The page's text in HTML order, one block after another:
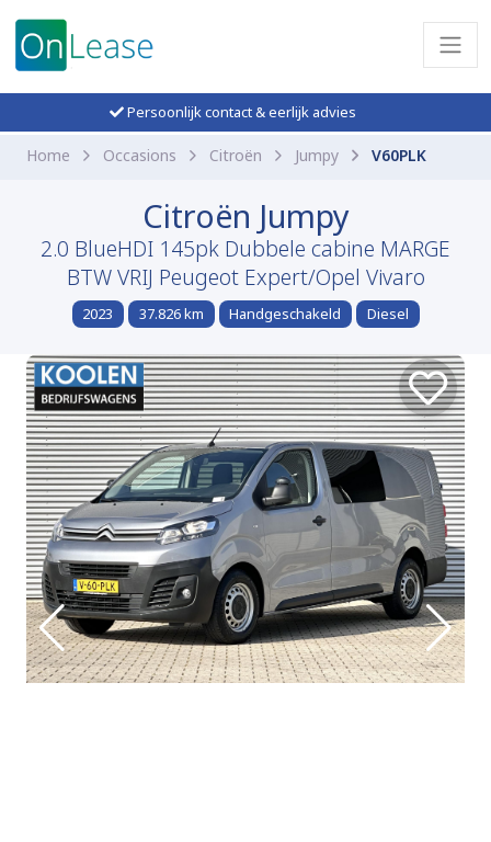
Persoonlijk contact & eerlijk advies
Home Occasions Citroën Jumpy V60PLK
Citroën Jumpy
2.0 BlueHDI 145pk Dubbele cabine MARGE
BTW VRIJ Peugeot Expert/Opel Vivaro
2023 37.826 km Handgeschakeld Diesel